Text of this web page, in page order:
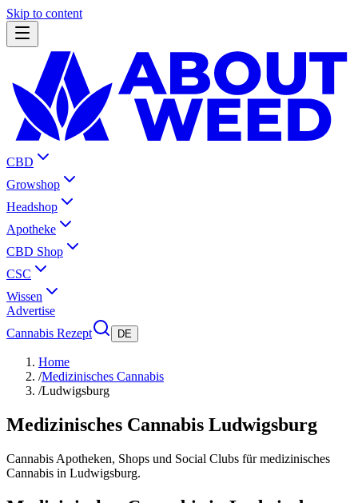
Skip to content
CBD
Growshop
Headshop
Apotheke
CBD Shop
CSC
Wissen
Advertise
Cannabis Rezept
DE
Home
/Medizinisches Cannabis
/Ludwigsburg
Medizinisches Cannabis Ludwigsburg
Cannabis Apotheken, Shops und Social Clubs für medizinisches
Cannabis in Ludwigsburg.